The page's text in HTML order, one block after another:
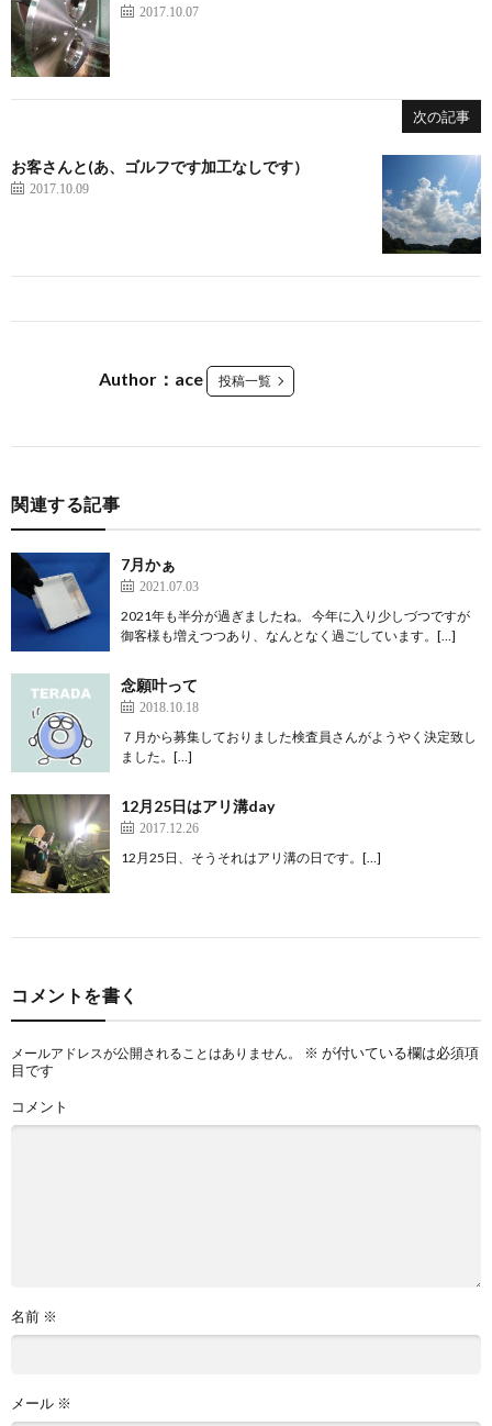
2017.10.07
次の記事
お客さんと(あ、ゴルフです加工なしです）
2017.10.09
Author：ace 投稿一覧
関連する記事
7月かぁ
2021.07.03
2021年も半分が過ぎましたね。 今年に入り少しづつですが
御客様も増えつつあり、なんとなく過ごしています。[…]
念願叶って
2018.10.18
７月から募集しておりました検査員さんがようやく決定致し
ました。[…]
12月25日はアリ溝day
2017.12.26
12月25日、そうそれはアリ溝の日です。[…]
コメントを書く
メールアドレスが公開されることはありません。 ※ が付いている欄は必須項
目です
コメント
名前 ※
メール ※